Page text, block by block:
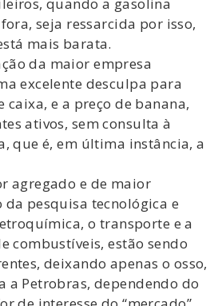
seja ressarcida por isso,
mais barata.
da maior empresa
excelente desculpa para
caixa, e a preço de banana,
ativos, sem consulta à
que é, em última instância, a
agregado e de maior
da pesquisa tecnológica e
o transporte e a
combustíveis, estão sendo
deixando apenas o osso,
a Petrobras, dependendo do